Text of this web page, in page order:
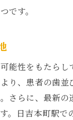
美しい歯
日吉本
矯正治療
です。
能性をもたら
り、患者の歯
さらに、最新
。日吉本町駅